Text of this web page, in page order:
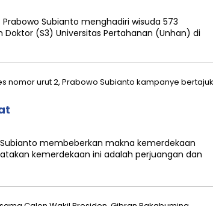
Subianto menghadiri wisuda 573
(S3) Universitas Pertahanan (Unhan) di
Subianto membeberkan makna kemerdekaan
kemerdekaan ini adalah perjuangan dan